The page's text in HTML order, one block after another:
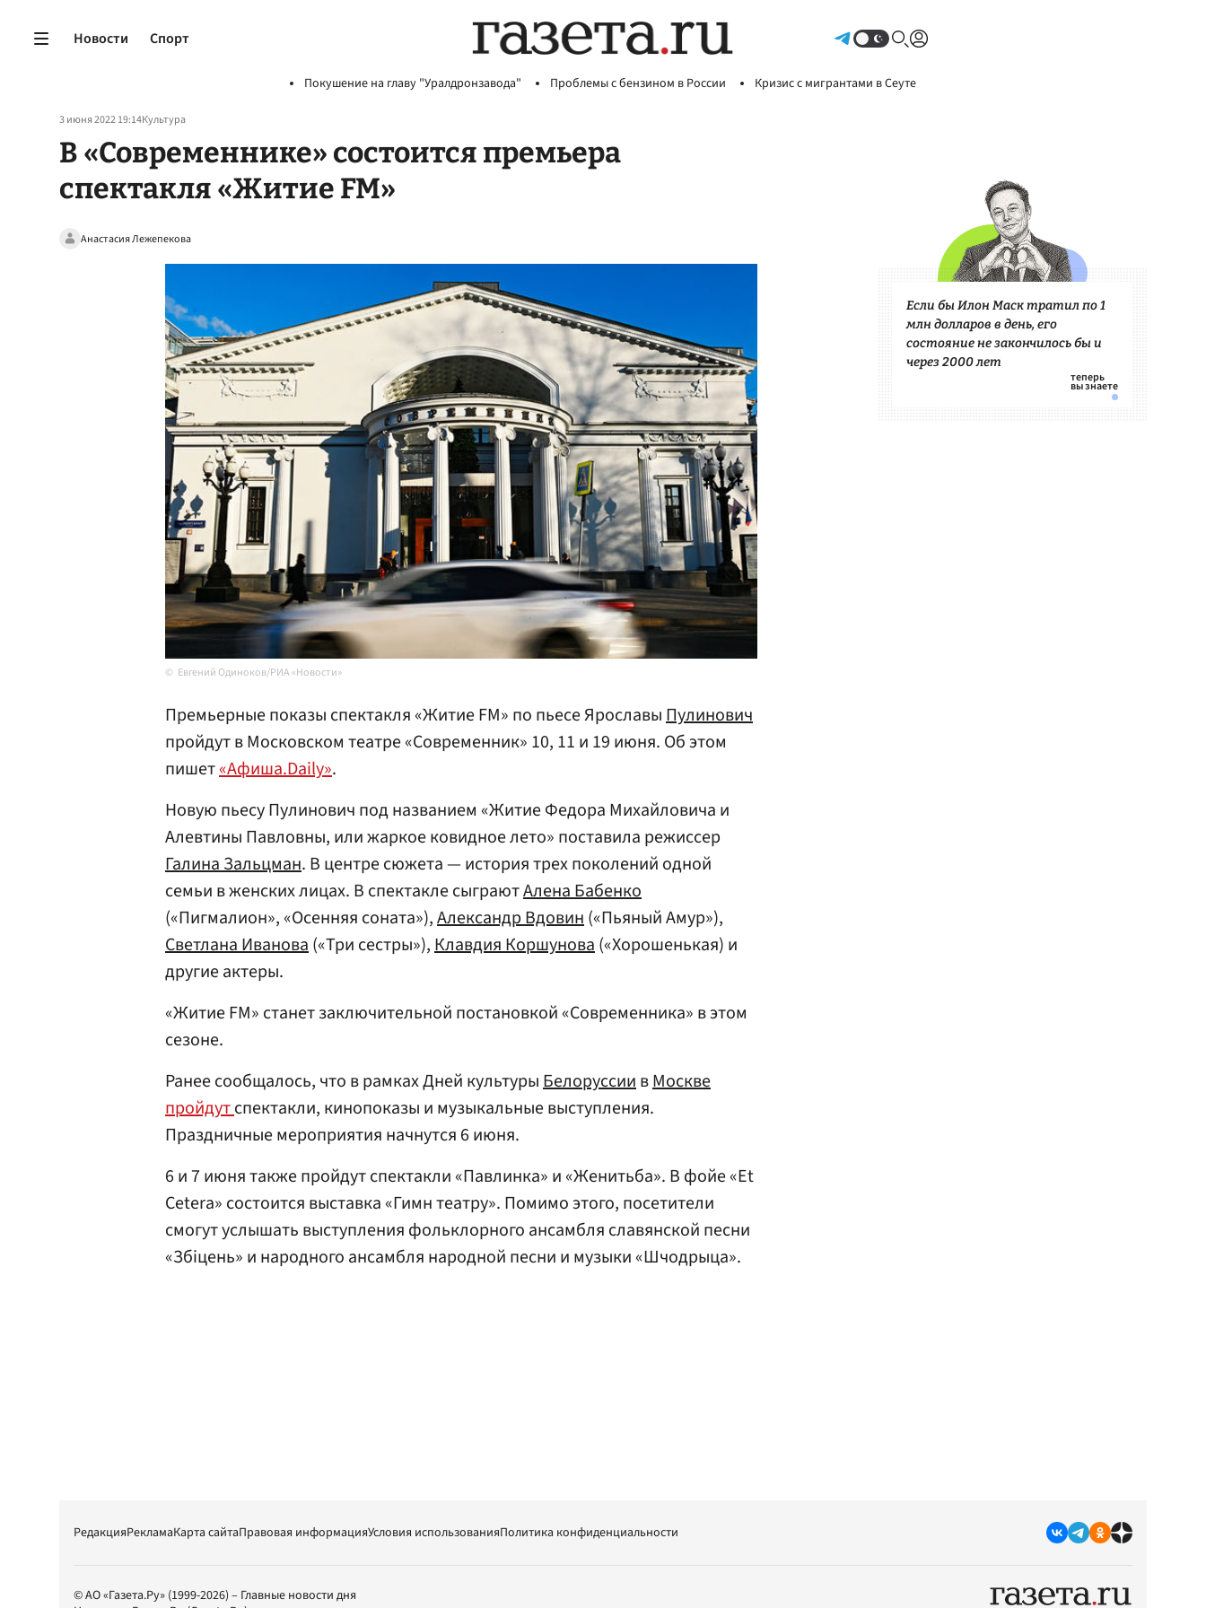
Новости Спорт
Покушение на главу "Уралдронзавода" Проблемы с бензином в России Кризис с мигрантами в Сеуте
3 июня 2022 19:14Культура
В «Современнике» состоится премьера
спектакля «Житие FM»
Анастасия Лежепекова
Евгений Одиноков/РИА «Новости»
Премьерные показы спектакля «Житие FM» по пьесе ЯрославыПулинович
пройдут в Московском театре «Современник» 10, 11 и 19 июня. Об этом
пишет«Афиша.Daily».
Новую пьесу Пулинович под названием «Житие Федора Михайловича и
Алевтины Павловны, или жаркое ковидное лето» поставила режиссер
Галина Зальцман. В центре сюжета — история трех поколений одной
семьи в женских лицах. В спектакле сыграютАлена Бабенко
(«Пигмалион», «Осенняя соната»),Александр Вдовин(«Пьяный Амур»),
Светлана Иванова(«Три сестры»),Клавдия Коршунова(«Хорошенькая) и
другие актеры.
«Житие FM» станет заключительной постановкой «Современника» в этом
сезоне.
Ранее сообщалось, что в рамках Дней культурыБелоруссиивМоскве
пройдутспектакли, кинопоказы и музыкальные выступления.
Праздничные мероприятия начнутся 6 июня.
6 и 7 июня также пройдут спектакли «Павлинка» и «Женитьба». В фойе «Et
Cetera» состоится выставка «Гимн театру». Помимо этого, посетители
смогут услышать выступления фольклорного ансамбля славянской песни
«Збiцень» и народного ансамбля народной песни и музыки «Шчодрыца».
Если бы Илон Маск тратил по 1
млн долларов в день, его
состояние не закончилось бы и
через 2000 лет
РедакцияРекламаКарта сайтаПравовая информацияУсловия использованияПолитика конфиденциальности
© АО «Газета.Ру» (1999-2026) – Главные новости дня